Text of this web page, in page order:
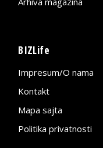
BIZLife
Impresum/O nama
Kontakt
Mapa sajta
Politika privatnosti